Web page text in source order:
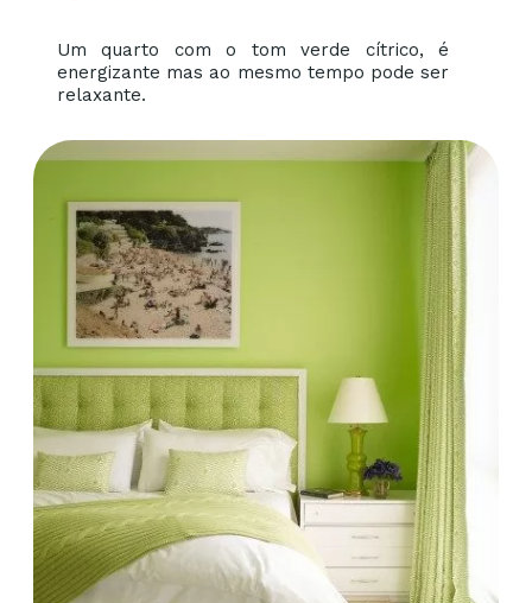
Um quarto com o tom verde cítrico, é
energizante mas ao mesmo tempo pode ser
relaxante.